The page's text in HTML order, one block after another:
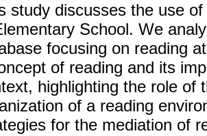
study discusses the use
School. We
focusing on reading
of reading and its
highlighting the role of
of a reading
for the mediation of